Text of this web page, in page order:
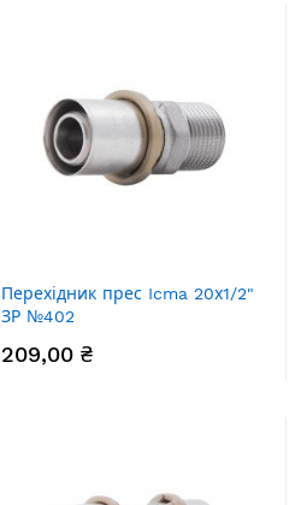
Перехідник прес Icma 20х1/2"
ЗР №402
209,00 ₴